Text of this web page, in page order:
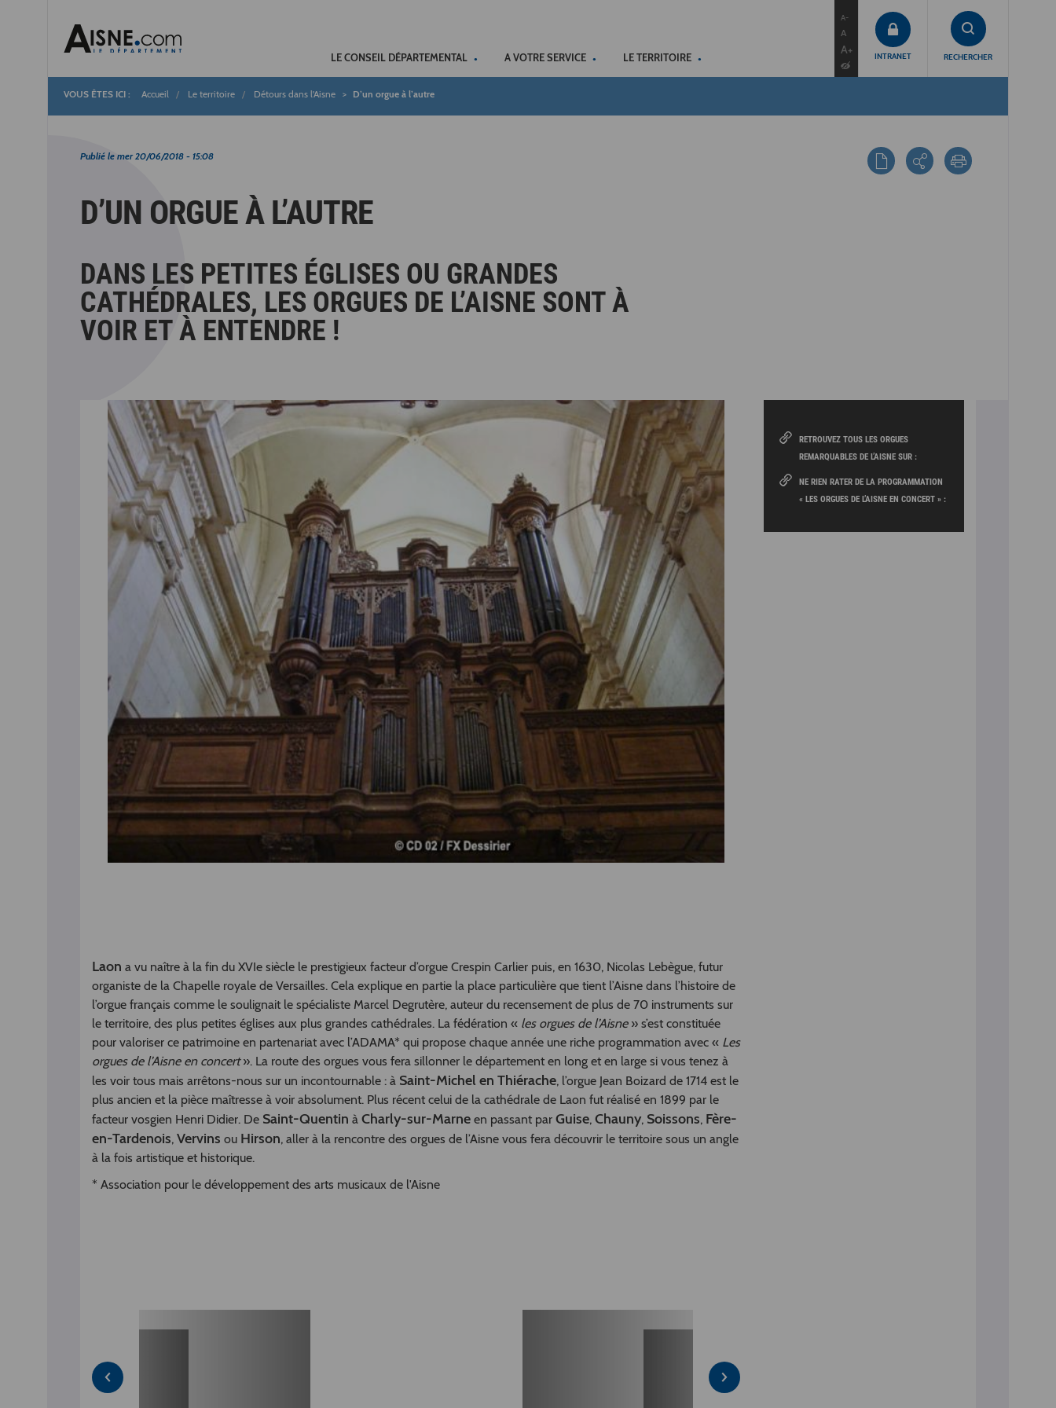
LE CONSEIL DÉPARTEMENTAL A VOTRE SERVICE LE TERRITOIRE
A-
A
A+ INTRANET RECHERCHER
Fil
d'Ariane
Accueil Le territoire Détours dans l'Aisne D’un orgue à l’autre
Publié le mer 20/06/2018 - 15:08
D’UN ORGUE À L’AUTRE
DANS LES PETITES ÉGLISES OU GRANDES
CATHÉDRALES, LES ORGUES DE L’AISNE SONT À
VOIR ET À ENTENDRE !
Laon a vu naître à la fin du XVIe siècle le prestigieux facteur d’orgue Crespin Carlier puis, en 1630, Nicolas Lebègue, futur
organiste de la Chapelle royale de Versailles. Cela explique en partie la place particulière que tient l’Aisne dans l’histoire de
l’orgue français comme le soulignait le spécialiste Marcel Degrutère, auteur du recensement de plus de 70 instruments sur
le territoire, des plus petites églises aux plus grandes cathédrales. La fédération « les orgues de l’Aisne» s’est constituée
pour valoriser ce patrimoine en partenariat avec l’ADAMA* qui propose chaque année une riche programmation avec « Les
orgues de l’Aisne en concert». La route des orgues vous fera sillonner le département en long et en large si vous tenez à
les voir tous mais arrêtons-nous sur un incontournable : à Saint-Michel en Thiérache, l’orgue Jean Boizard de 1714 est le
plus ancien et la pièce maîtresse à voir absolument. Plus récent celui de la cathédrale de Laon fut réalisé en 1899 par le
facteur vosgien Henri Didier. De Saint-Quentin à Charly-sur-Marne en passant par Guise, Chauny, Soissons, Fère-
en-Tardenois, Vervins ou Hirson, aller à la rencontre des orgues de l’Aisne vous fera découvrir le territoire sous un angle
à la fois artistique et historique.
* Association pour le développement des arts musicaux de l'Aisne
RETROUVEZ TOUS LES ORGUES
REMARQUABLES DE L’AISNE SUR :
NE RIEN RATER DE LA PROGRAMMATION
« LES ORGUES DE L’AISNE EN CONCERT » :